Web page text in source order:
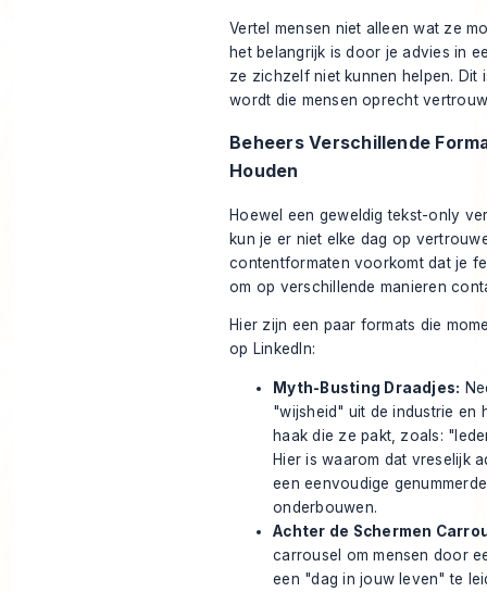
Vertel mensen niet alleenwat ze
het belangrijk is door je advies in
ze zichzelf niet kunnen helpen. Dit
wordt die mensen oprecht
Beheers Verschillende
Houden
Hoewel een geweldig tekst-only
kun je er niet elke dag op
contentformaten voorkomt dat je
om op verschillende manieren
Hier zijn een paar formats die
op LinkedIn:
Myth-Busting Draadjes:
"wijsheid" uit de industrie en
haak die ze pakt, zoals:
Hier is waarom dat vreselijk
een eenvoudige
onderbouwen.
Achter de Schermen
carrousel om mensen door
een "dag in jouw leven" te